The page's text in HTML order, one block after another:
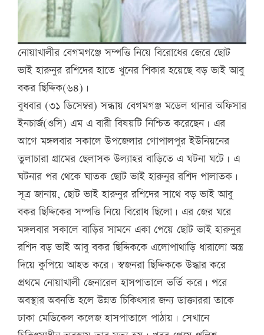
নোয়াখালীর বেগমগঞ্জে সম্পত্তি নিয়ে বিরোধের জেরে ছোট
ভাই হারুনুর রশিদের হাতে খুনের শিকার হয়েছে বড় ভাই আবু
বকর ছিদ্দিক(৬৪)।
বুধবার (৩১ ডিসেম্বর) সন্ধায় বেগমগঞ্জ মডেল থানার অফিসার
ইনচার্জ(ওসি) এম এ বারী বিষয়টি নিশ্চিত করেছেন। এর
আগে মঙ্গলবার সকালে উপজেলার গোপালপুর ইউনিয়নের
তুলাচারা গ্রামের ছেলাসক উল্যাহর বাড়িতে এ ঘটনা ঘটে। এ
ঘটনার পর থেকে ঘাতক ছোট ভাই হারুনুর রশিদ পালাতক।
সূত্র জানায়, ছোট ভাই হারুনুর রশিদের সাথে বড় ভাই আবু
বকর ছিদ্দিকের সম্পত্তি নিয়ে বিরোধ ছিলো। এর জের ঘরে
মঙ্গলবার সকালে বাড়ির সামনে একা পেয়ে ছোট ভাই হারুনুর
রশিদ বড় ভাই আবু বকর ছিদ্দিককে এলোপাথাড়ি ধারালো অস্ত্র
দিয়ে কুপিয়ে আহত করে। স্বজনরা ছিদ্দিককে উদ্ধার করে
প্রথমে নোয়াখালী জেনারেল হাসপাতালে ভর্তি করে। পরে
অবস্থার অবনতি হলে উন্নত চিকিৎসার জন্য ডাক্তাররা তাকে
ঢাকা মেডিকেল কলেজ হাসপাতালে পাঠায়। সেখানে